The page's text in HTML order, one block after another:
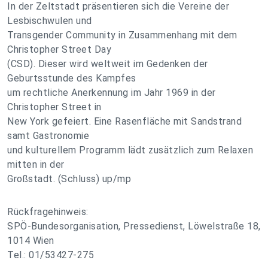
In der Zeltstadt präsentieren sich die Vereine der
Lesbischwulen und
Transgender Community in Zusammenhang mit dem
Christopher Street Day
(CSD). Dieser wird weltweit im Gedenken der
Geburtsstunde des Kampfes
um rechtliche Anerkennung im Jahr 1969 in der
Christopher Street in
New York gefeiert. Eine Rasenfläche mit Sandstrand
samt Gastronomie
und kulturellem Programm lädt zusätzlich zum Relaxen
mitten in der
Großstadt. (Schluss) up/mp
Rückfragehinweis:
SPÖ-Bundesorganisation, Pressedienst, Löwelstraße 18,
1014 Wien
Tel.: 01/53427-275